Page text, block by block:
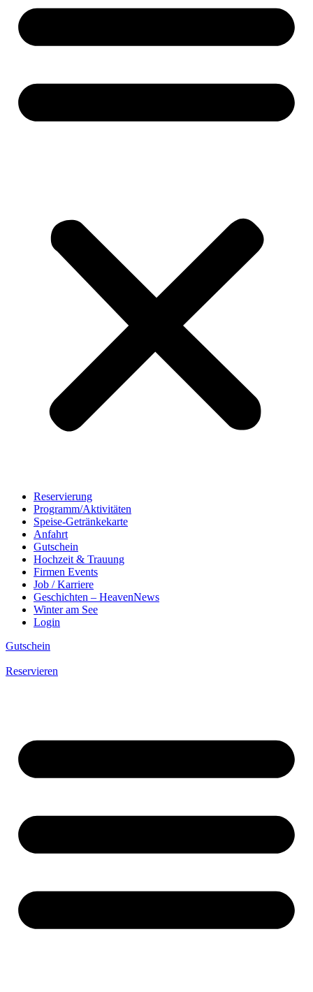
Reservierung
Programm/Aktivitäten
Speise-Getränkekarte
Anfahrt
Gutschein
Hochzeit & Trauung
Firmen Events
Job / Karriere
Geschichten – HeavenNews
Winter am See
Login
Gutschein
Reservieren